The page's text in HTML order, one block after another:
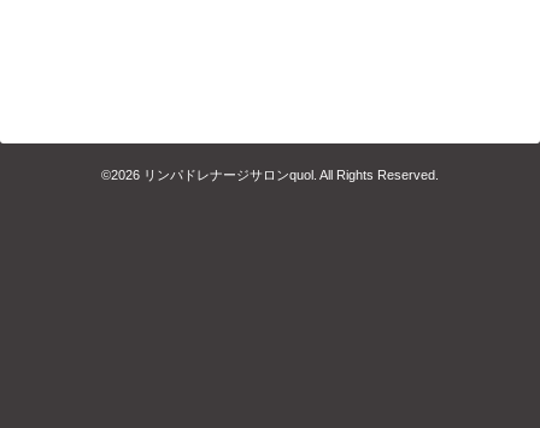
©2026 リンパドレナージサロンquol . All Rights Reserved.